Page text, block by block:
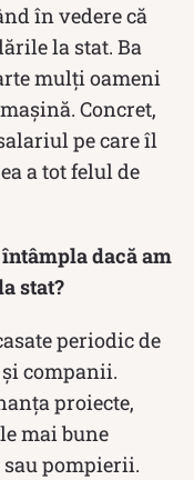
în vedere că
la stat. Ba
mulți oameni
Concret,
pe care îl
a tot felul de
dacă am
stat?
periodic de
companii.
proiecte,
mai bune
pompierii.